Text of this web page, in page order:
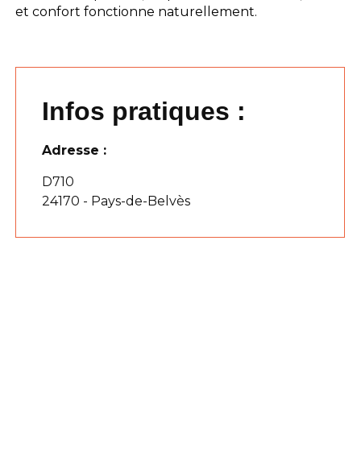
et confort fonctionne naturellement.
Infos pratiques :
Adresse :
D710
24170 - Pays-de-Belvès